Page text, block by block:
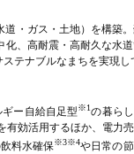
・ガス・土地）を構築
、高耐震・高耐久な水
テナブルなまちを実現し
ー自給自足型※1の暮ら
効活用するほか、電力
料水確保※3※4や日常の